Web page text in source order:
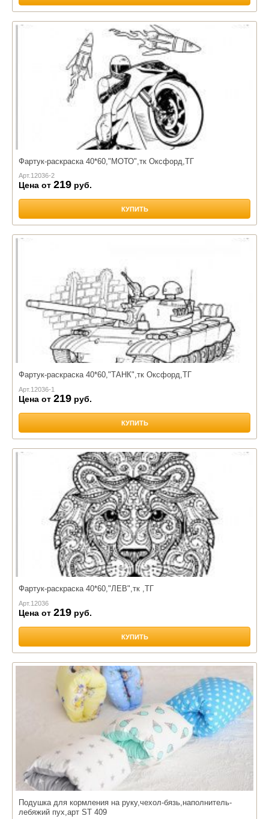
Фартук-раскраска 40*60,"МОТО",тк Оксфорд,ТГ
Арт. 12036-2
Цена от 219 руб.
КУПИТЬ
Фартук-раскраска 40*60,"ТАНК",тк Оксфорд,ТГ
Арт. 12036-1
Цена от 219 руб.
КУПИТЬ
Фартук-раскраска 40*60,"ЛЕВ",тк ,ТГ
Арт. 12036
Цена от 219 руб.
КУПИТЬ
Подушка для кормления на руку,чехол-бязь,наполнитель-
лебяжий пух,арт ST 409